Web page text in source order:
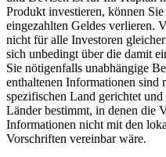
Produkt investieren, können
eingezahlten Geldes verlieren.
nicht für alle Investoren
sich unbedingt über die damit
Sie nötigenfalls unabhängige
enthaltenen Informationen sind
spezifischen Land gerichtet
Länder bestimmt, in denen die
Informationen nicht mit den
Vorschriften vereinbar wäre.